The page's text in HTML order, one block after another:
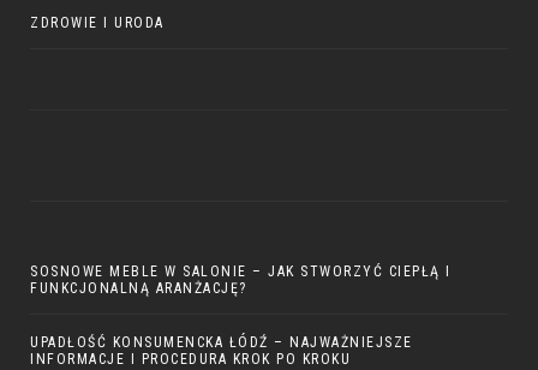
ZDROWIE I URODA
SOSNOWE MEBLE W SALONIE – JAK STWORZYĆ CIEPŁĄ I
FUNKCJONALNĄ ARANŻACJĘ?
UPADŁOŚĆ KONSUMENCKA ŁÓDŹ – NAJWAŻNIEJSZE
INFORMACJE I PROCEDURA KROK PO KROKU